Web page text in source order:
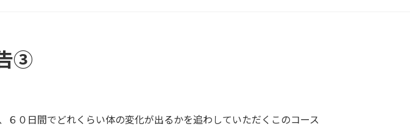
③
０日間でどれくらい体の変化が出るかを追わしていただくこのコース